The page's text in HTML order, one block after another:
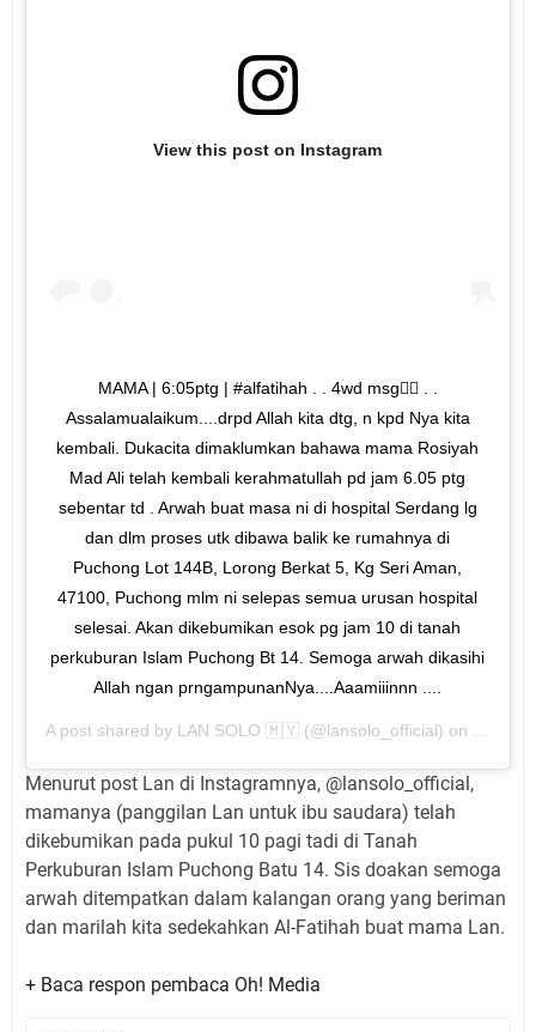
View this post on Instagram
MAMA | 6:05ptg | #alfatihah . . 4wd msg👇🏼 . .
Assalamualaikum....drpd Allah kita dtg, n kpd Nya kita
kembali. Dukacita dimaklumkan bahawa mama Rosiyah
Mad Ali telah kembali kerahmatullah pd jam 6.05 ptg
sebentar td . Arwah buat masa ni di hospital Serdang lg
dan dlm proses utk dibawa balik ke rumahnya di
Puchong Lot 144B, Lorong Berkat 5, Kg Seri Aman,
47100, Puchong mlm ni selepas semua urusan hospital
selesai. Akan dikebumikan esok pg jam 10 di tanah
perkuburan Islam Puchong Bt 14. Semoga arwah dikasihi
Allah ngan prngampunanNya....Aaamiiinnn ....
A post shared by LAN SOLO 🇲🇾 (@lansolo_official) on
Menurut post Lan di Instagramnya, @lansolo_official,
mamanya (panggilan Lan untuk ibu saudara) telah
dikebumikan pada pukul 10 pagi tadi di Tanah
Perkuburan Islam Puchong Batu 14. Sis doakan semoga
arwah ditempatkan dalam kalangan orang yang beriman
dan marilah kita sedekahkan Al-Fatihah buat mama Lan.
+ Baca respon pembaca Oh! Media